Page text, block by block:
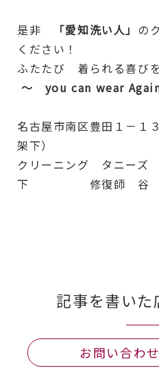
是非 「愛知洗い人」 の
ください！
ふたたび 着られる喜び
～ you can wear
名古屋市南区豊田１－
架下）
クリーニング タニーズ
下 修復師 谷
記事を書い
お問い合わ